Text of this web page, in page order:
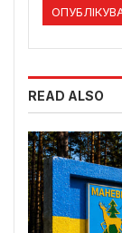
READ ALSO